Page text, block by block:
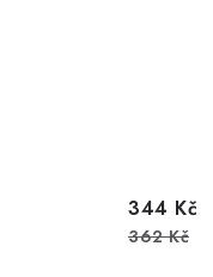
344 Kč
362 Kč